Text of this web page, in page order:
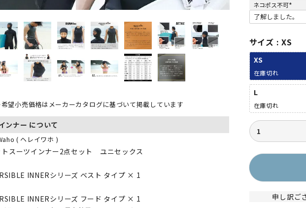
望小売価格はメーカーカタログに基づいて掲載しています
ンナー について
( ヘレイワホ )
トスーツインナー2点セット ユニセックス
INNERシリーズ ベスト タイプ × 1
INNERシリーズ フード タイプ × 1
ネコポス不可
(
必
須
サイズ XS
XS
在庫切れ
L
在庫切れ
申し訳ご